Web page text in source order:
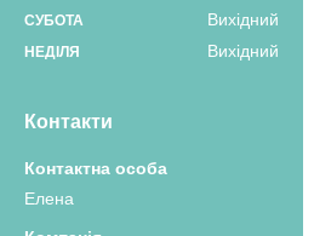
СУБОТА Вихідний
НЕДІЛЯ Вихідний
Контакти
Елена